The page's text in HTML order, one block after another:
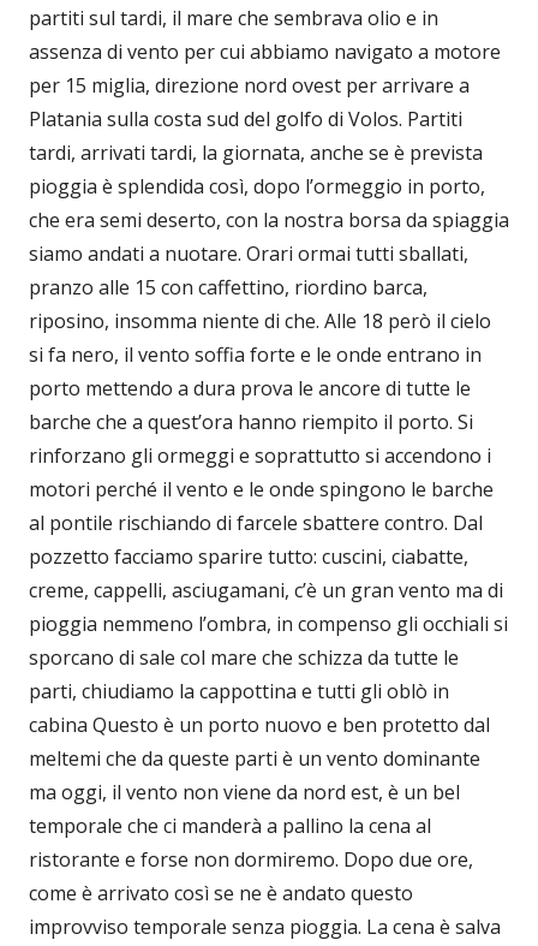
partiti sul tardi, il mare che sembrava olio e in
assenza di vento per cui abbiamo navigato a motore
per 15 miglia, direzione nord ovest per arrivare a
Platania sulla costa sud del golfo di Volos. Partiti
tardi, arrivati tardi, la giornata, anche se è prevista
pioggia è splendida così, dopo l’ormeggio in porto,
che era semi deserto, con la nostra borsa da spiaggia
siamo andati a nuotare. Orari ormai tutti sballati,
pranzo alle 15 con caffettino, riordino barca,
riposino, insomma niente di che. Alle 18 però il cielo
si fa nero, il vento soffia forte e le onde entrano in
porto mettendo a dura prova le ancore di tutte le
barche che a quest’ora hanno riempito il porto. Si
rinforzano gli ormeggi e soprattutto si accendono i
motori perché il vento e le onde spingono le barche
al pontile rischiando di farcele sbattere contro. Dal
pozzetto facciamo sparire tutto: cuscini, ciabatte,
creme, cappelli, asciugamani, c’è un gran vento ma di
pioggia nemmeno l’ombra, in compenso gli occhiali si
sporcano di sale col mare che schizza da tutte le
parti, chiudiamo la cappottina e tutti gli oblò in
cabina Questo è un porto nuovo e ben protetto dal
meltemi che da queste parti è un vento dominante
ma oggi, il vento non viene da nord est, è un bel
temporale che ci manderà a pallino la cena al
ristorante e forse non dormiremo. Dopo due ore,
come è arrivato così se ne è andato questo
improvviso temporale senza pioggia. La cena è salva